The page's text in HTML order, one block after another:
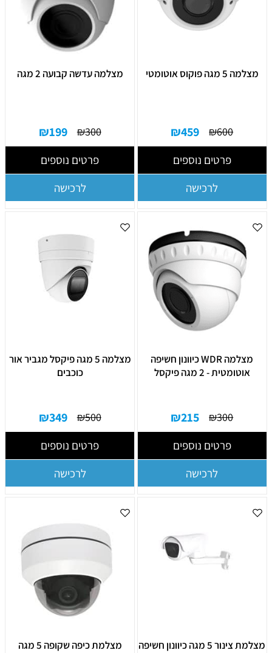
מצלמה 5 מגה פוקוס אוטומטי
₪600
₪459
פרטים נוספים
לרכישה
מצלמה עדשה קבועה 2 מגה
₪300
₪199
פרטים נוספים
לרכישה
מצלמה WDR כיוונון חשיפה
אוטומטית - 2 מגה פיקסל
₪300
₪215
פרטים נוספים
לרכישה
מצלמה 5 מגה פיקסל מגביר אור
כוכבים
₪500
₪349
פרטים נוספים
לרכישה
מצלמת צינור 5 מגה כיוונון חשיפה
מצלמת כיפה שקופה 5 מגה